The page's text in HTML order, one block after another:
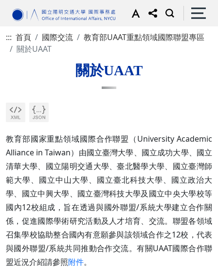
::: 首頁 國際交流
教育部UAAT重點領域國際聯盟專區
關於UAAT
關於UAAT
教育部國家重點領域國際合作聯盟（University Academic
Alliance in Taiwan）由國立臺灣大學、國立成功大學、國立
清華大學、國立陽明交通大學、臺北醫學大學、國立臺灣師
範大學、國立中山大學、國立臺北科技大學、國立政治大
學、國立中興大學、國立臺灣科技大學及國立中央大學校等
國內12校組成，旨在透過與國外聯盟/系統大學建立合作關
係，促進國際學術研究活動及人才培育、交流。聯盟各領域
召集學校協助整合國內有意願參與該領域合作之12校，代表
與國外聯盟/系統共同推動合作交流。有關UAAT國際合作聯
盟近況介紹請參照附件。